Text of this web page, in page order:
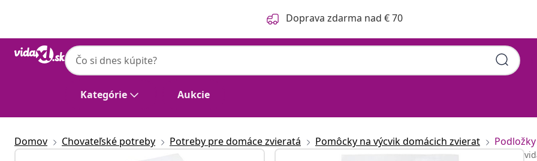
Doprava zdarma nad € 70
Kategórie Aukcie
Domov Chovateľské potreby Potreby pre domáce zvieratá Pomôcky na výcvik domácich zvierat